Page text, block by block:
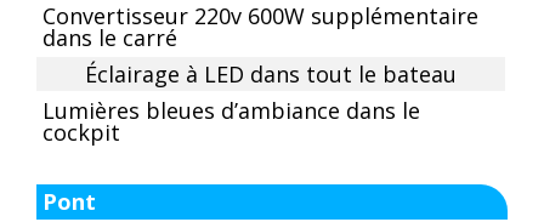
Convertisseur 220v 600W supplémentaire
dans le carré
Éclairage à LED dans tout le bateau
Lumières bleues d’ambiance dans le
cockpit
Pont